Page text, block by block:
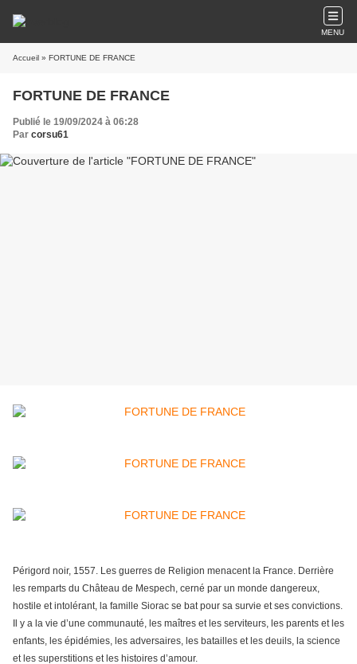
MENU
Accueil » FORTUNE DE FRANCE
FORTUNE DE FRANCE
Publié le 19/09/2024 à 06:28
Par corsu61
Périgord noir, 1557. Les guerres de Religion menacent la France. Derrière
les remparts du Château de Mespech, cerné par un monde dangereux,
hostile et intolérant, la famille Siorac se bat pour sa survie et ses convictions.
Il y a la vie d’une communauté, les maîtres et les serviteurs, les parents et les
enfants, les épidémies, les adversaires, les batailles et les deuils, la science
et les superstitions et les histoires d’amour.